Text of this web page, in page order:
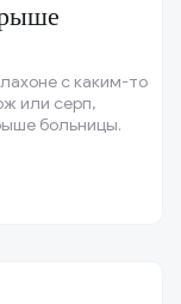
с каким-то
или серп,
больницы.